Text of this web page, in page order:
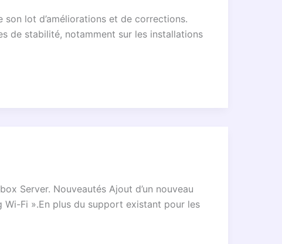
lot d’améliorations et de corrections.
de stabilité, notamment sur les installations
Server. Nouveautés Ajout d’un nouveau
Fi ».En plus du support existant pour les